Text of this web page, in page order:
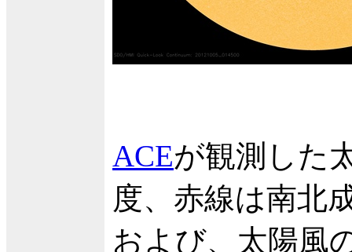
ACEが観測した
度、赤線は南北
および、太陽風